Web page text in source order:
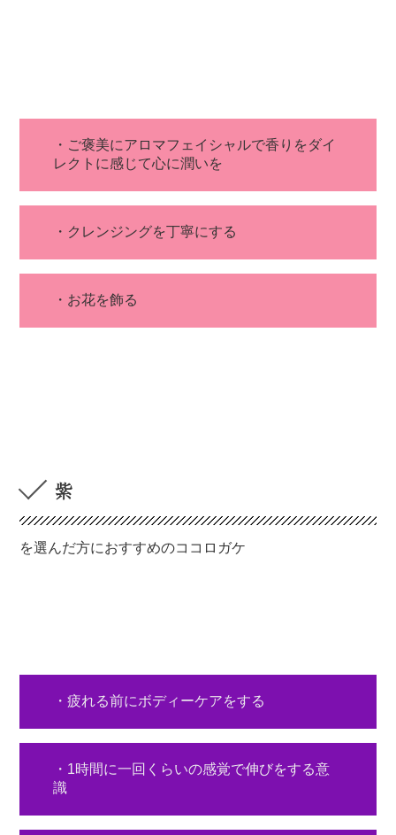
・ご褒美にアロマフェイシャルで香りをダイ
レクトに感じて心に潤いを
・クレンジングを丁寧にする
・お花を飾る
紫
を選んだ方におすすめのココロガケ
・疲れる前にボディーケアをする
・1時間に一回くらいの感覚で伸びをする意
識